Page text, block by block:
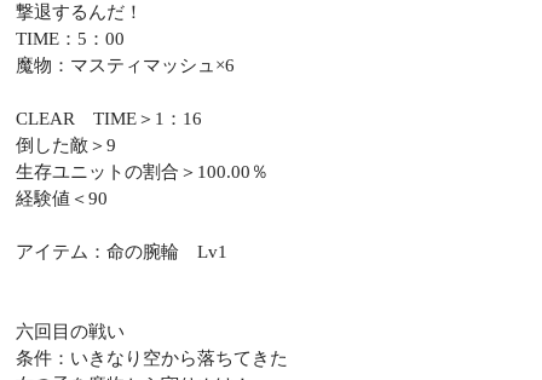
撃退するんだ！
TIME：5：00
魔物：マスティマッシュ×6
CLEAR TIME＞1：16
倒した敵＞9
生存ユニットの割合＞100.00％
経験値＜90
アイテム：命の腕輪 Lv1
六回目の戦い
条件：いきなり空から落ちてきた